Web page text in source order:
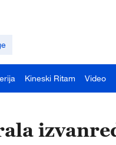
Kineski Ritam Video